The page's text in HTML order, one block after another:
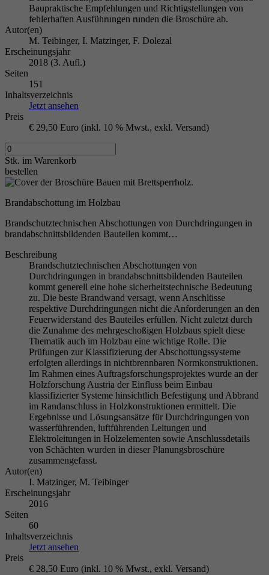
Baupraktische Empfehlungen und Richtigstellungen von
fehlerhaften Ausführungen runden die Broschüre ab.
Autor(en)
M. Teibinger, I. Matzinger, F. Dolezal
Erscheinungsjahr
2018 (3. Aufl.)
Seiten
151
Inhaltsverzeichnis
Jetzt ansehen
Preis
€ 29,50 Euro (inkl. 10 % Mwst., exkl. Versand)
Stk. im Warenkorb
bestellen
Brandabschottung im Holzbau
Brandschutztechnischen Abschottungen von Durchdringungen in
brandabschnittsbildenden Bauteilen kommt…
Beschreibung
Brandschutztechnischen Abschottungen von
Durchdringungen in brandabschnittsbildenden Bauteilen
kommt generell eine hohe sicherheitstechnische Bedeutung
zu. Die beste Brandwand versagt, wenn Anschlüsse
respektive Durchdringungen nicht die Anforderungen an den
Feuerwiderstand des Bauteiles erfüllen. Nicht zuletzt durch
die Zunahme des mehrgeschoßigen Holzbaus spielt diese
Thematik auch im Holzbau eine wichtige Rolle. Die
Prüfungen zur Klassifizierung der Abschottungssysteme
erfolgten allerdings in nichtbrennbaren Normkonstruktionen.
Im Rahmen eines Auftragsforschungsprojektes wurde an der
Holzforschung Austria der Einfluss beim Einbau
klassifizierter Systeme hinsichtlich Befestigung und Abbrand
im Randanschluss in Holzkonstruktionen ermittelt. Die
Ergebnisse und Lösungsansätze für Durchdringungen von
wasserführenden, luftführenden Leitungen und
Elektroleitungen in Holzelementen sowie Anschlussdetails
von Schächten wurden in dieser Planungsbroschüre
zusammengefasst.
Autor(en)
I. Matzinger, M. Teibinger
Erscheinungsjahr
2016
Seiten
60
Inhaltsverzeichnis
Jetzt ansehen
Preis
€ 28,50 Euro (inkl. 10 % Mwst., exkl. Versand)